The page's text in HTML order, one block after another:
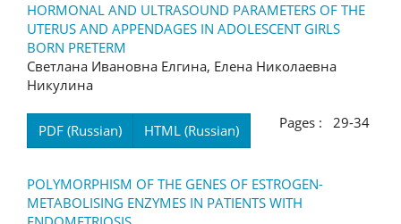
HORMONAL AND ULTRASOUND PARAMETERS OF THE
UTERUS AND APPENDAGES IN ADOLESCENT GIRLS
BORN PRETERM
Светлана Ивановна Елгина, Елена Николаевна
Никулина
PDF (Russian) HTML (Russian) Pages : 29-34
POLYMORPHISM OF THE GENES OF ESTROGEN-
METABOLISING ENZYMES IN PATIENTS WITH